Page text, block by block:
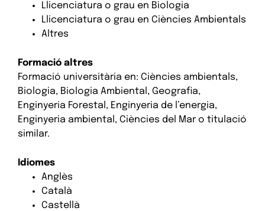
Llicenciatura o grau en Biologia
Llicenciatura o grau en Ciències Ambientals
Altres
Formació altres
Formació universitària en: Ciències ambientals,
Biologia, Biologia Ambiental, Geografia,
Enginyeria Forestal, Enginyeria de l’energia,
Enginyeria ambiental, Ciències del Mar o titulació
similar.
Idiomes
Anglès
Català
Castellà